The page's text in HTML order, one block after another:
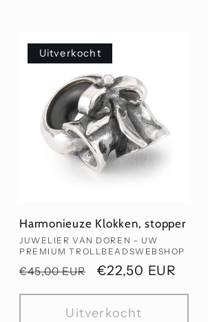
Uitverkocht
Harmonieuze Klokken, stopper
Verkoper:
JUWELIER VAN DOREN - UW
PREMIUM TROLLBEADSWEBSHOP
Normale
€45,00 EUR Aanbiedingsprijs
€22,50 EUR
Uitverkocht